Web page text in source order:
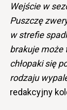
Wejście w
Puszczę
w strefie
brakuje może
chłopaki się
rodzaju
redakcyjny